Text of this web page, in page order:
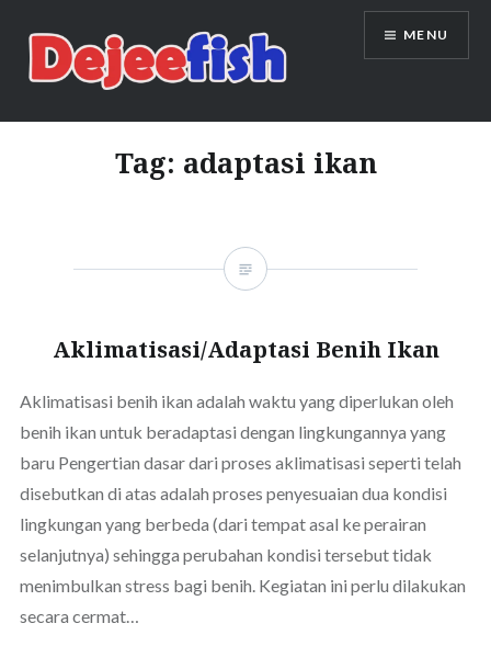
content
DEJEEFISH | PRODUSEN BENIH
IKAN BERKUALITAS INDONESIA
MENU
Tag: adaptasi ikan
Aklimatisasi/Adaptasi Benih Ikan
Aklimatisasi benih ikan adalah waktu yang diperlukan oleh
benih ikan untuk beradaptasi dengan lingkungannya yang
baru Pengertian dasar dari proses aklimatisasi seperti telah
disebutkan di atas adalah proses penyesuaian dua kondisi
lingkungan yang berbeda (dari tempat asal ke perairan
selanjutnya) sehingga perubahan kondisi tersebut tidak
menimbulkan stress bagi benih. Kegiatan ini perlu dilakukan
secara cermat…